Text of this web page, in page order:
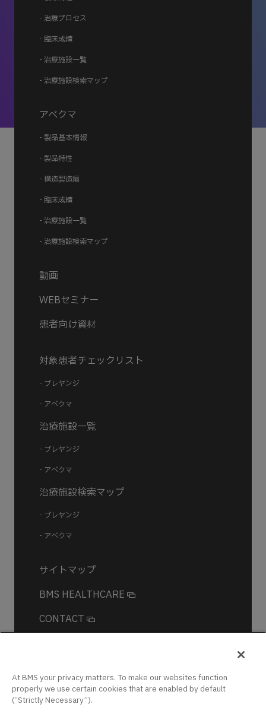
- 治療プロセス
- 臨床成績
- 治療施設一覧
- 治療施設検索マップ
アベクマ
- 製品基本情報
- 製品特性
- 構造製造編
- 臨床成績
- 治療施設一覧
- 治療施設検索マップ
動画
WEBセミナー
患者向け資材
対象患者チェックリスト
- ブレヤンジ
- アベクマ
治療施設一覧
- ブレヤンジ
- アベクマ
治療施設検索マップ
- ブレヤンジ
- アベクマ
サイトマップ
BMS HEALTHCARE
CONTACT
ログイン
At BMS your privacy matters. To make our websites function
properly we use certain cookies that are enabled by default
(“Strictly Necessary”).